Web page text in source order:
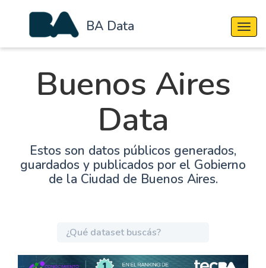
BA Data
Buenos Aires
Data
Estos son datos públicos generados,
guardados y publicados por el Gobierno
de la Ciudad de Buenos Aires.